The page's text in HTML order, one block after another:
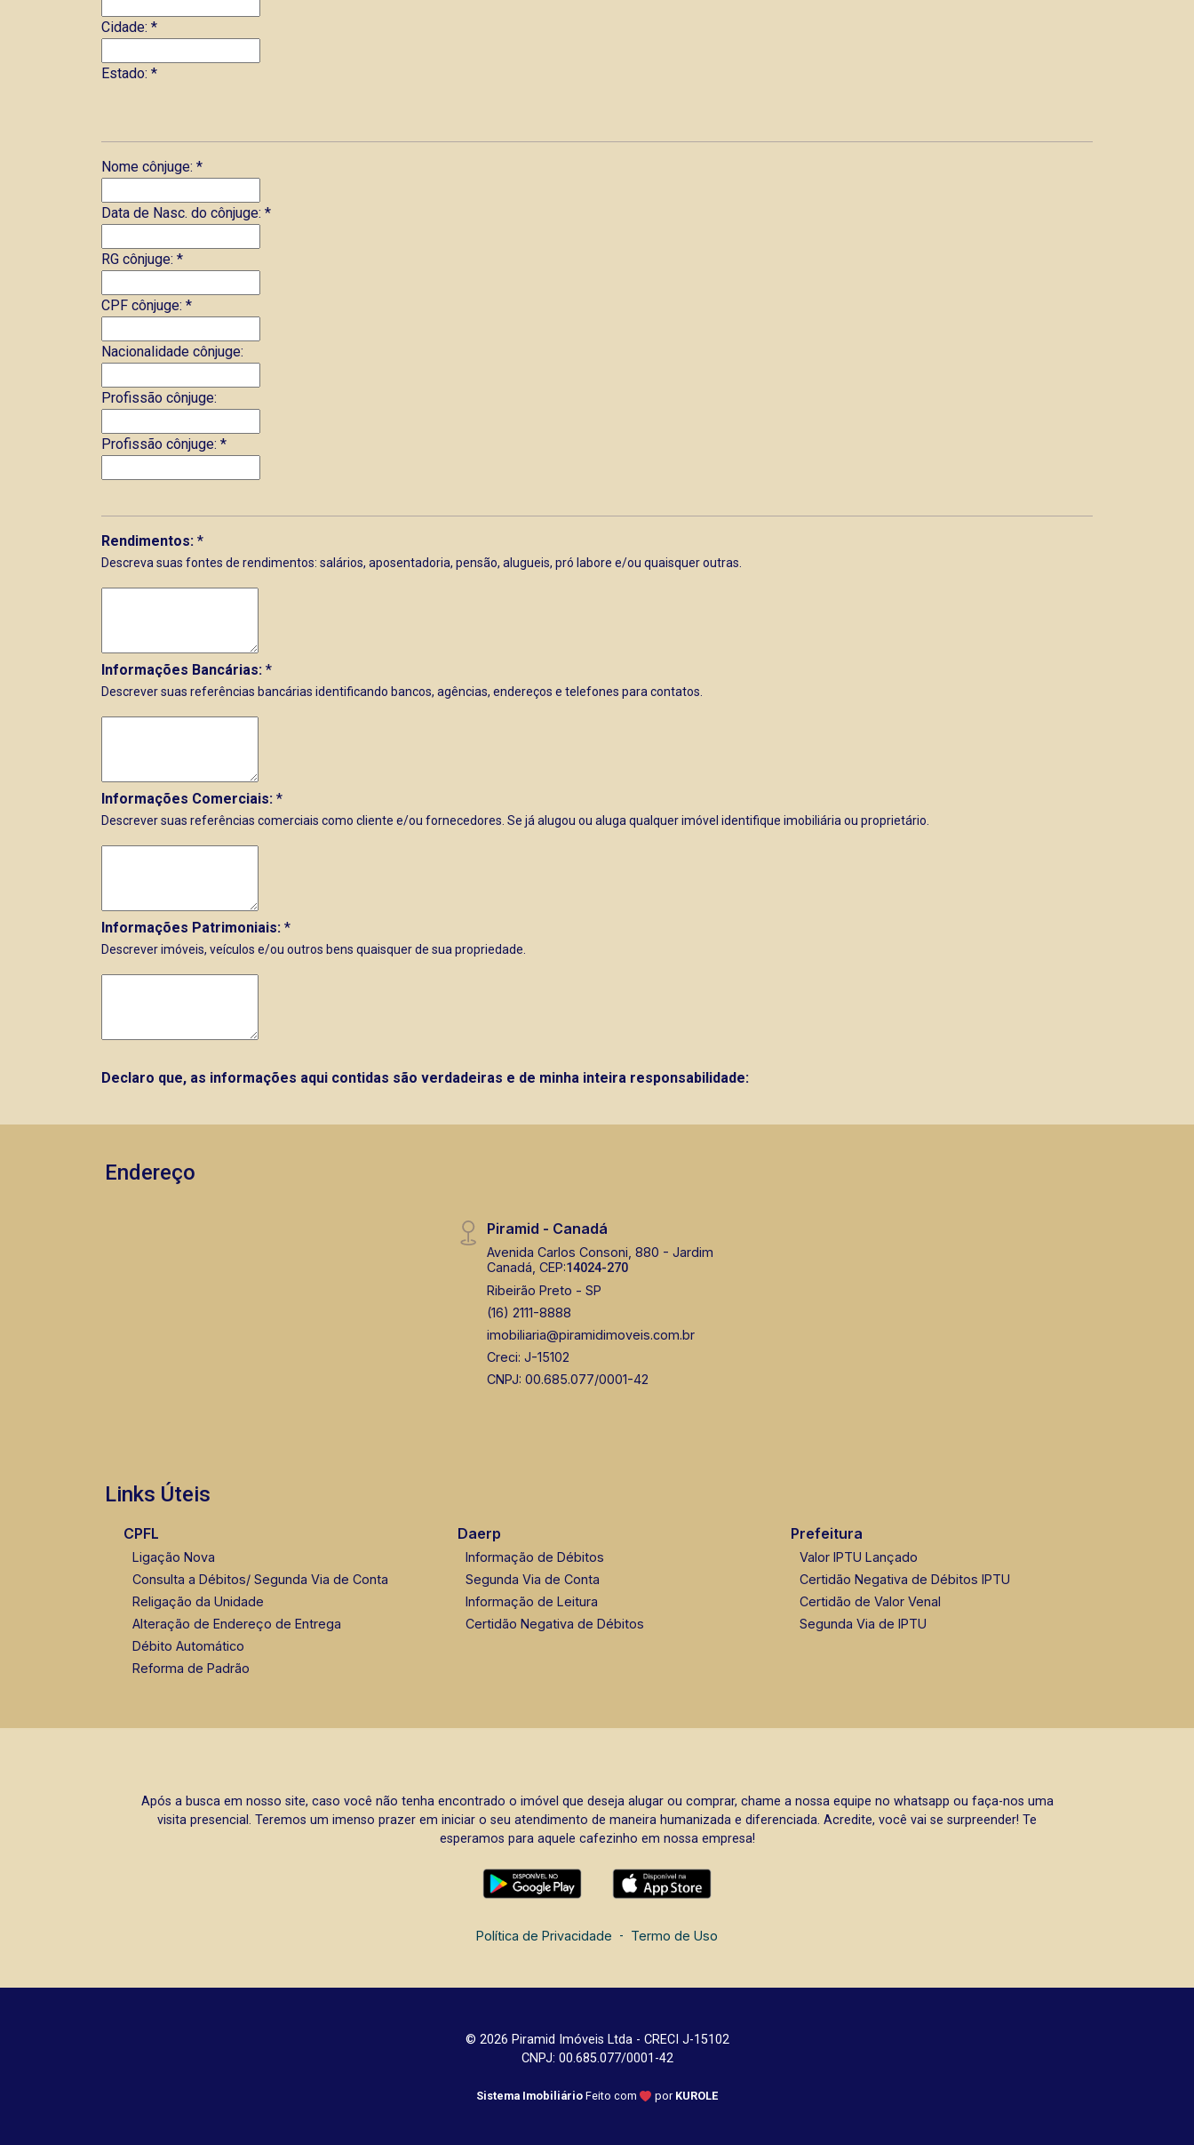
Cidade: *
Estado: *
Nome cônjuge: *
Data de Nasc. do cônjuge: *
RG cônjuge: *
CPF cônjuge: *
Nacionalidade cônjuge:
Profissão cônjuge:
Profissão cônjuge: *
Rendimentos: *
Descreva suas fontes de rendimentos: salários, aposentadoria, pensão, alugueis, pró labore e/ou quaisquer outras.
Informações Bancárias: *
Descrever suas referências bancárias identificando bancos, agências, endereços e telefones para contatos.
Informações Comerciais: *
Descrever suas referências comerciais como cliente e/ou fornecedores. Se já alugou ou aluga qualquer imóvel identifique imobiliária ou proprietário.
Informações Patrimoniais: *
Descrever imóveis, veículos e/ou outros bens quaisquer de sua propriedade.
Declaro que, as informações aqui contidas são verdadeiras e de minha inteira responsabilidade:
Endereço
Piramid - Canadá
Avenida Carlos Consoni, 880 - Jardim
Canadá, CEP:14024-270
Ribeirão Preto - SP
(16) 2111-8888
imobiliaria@piramidimoveis.com.br
Creci: J-15102
CNPJ: 00.685.077/0001-42
Links Úteis
CPFL
Ligação Nova
Consulta a Débitos/ Segunda Via de Conta
Religação da Unidade
Alteração de Endereço de Entrega
Débito Automático
Reforma de Padrão
Daerp
Informação de Débitos
Segunda Via de Conta
Informação de Leitura
Certidão Negativa de Débitos
Prefeitura
Valor IPTU Lançado
Certidão Negativa de Débitos IPTU
Certidão de Valor Venal
Segunda Via de IPTU
Após a busca em nosso site, caso você não tenha encontrado o imóvel que deseja alugar ou comprar, chame a nossa equipe no whatsapp ou faça-nos uma
visita presencial. Teremos um imenso prazer em iniciar o seu atendimento de maneira humanizada e diferenciada. Acredite, você vai se surpreender! Te
esperamos para aquele cafezinho em nossa empresa!
Política de Privacidade - Termo de Uso
© 2026 Piramid Imóveis Ltda - CRECI J-15102
CNPJ: 00.685.077/0001-42
Sistema Imobiliário Feito com por KUROLE